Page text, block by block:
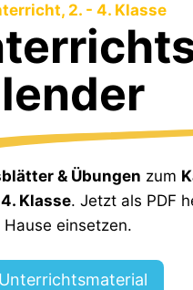
2. - 4. Klasse
& Übungen zum
4. Klasse. Jetzt als PDF
einsetzen.